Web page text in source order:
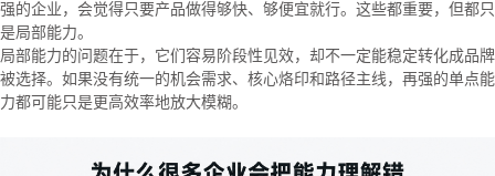
强的企业，会觉得只要产品做得够快、够便宜就行。这些都重要，但都只
是局部能力。
局部能力的问题在于，它们容易阶段性见效，却不一定能稳定转化成品牌
被选择。如果没有统一的机会需求、核心烙印和路径主线，再强的单点能
力都可能只是更高效率地放大模糊。